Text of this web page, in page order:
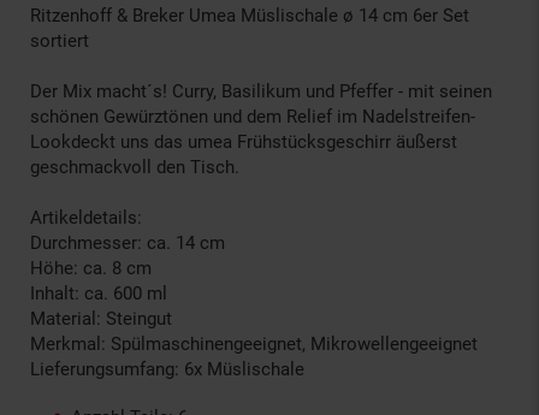
Ritzenhoff & Breker Umea Müslischale ø 14 cm 6er Set
sortiert
Der Mix macht´s! Curry, Basilikum und Pfeffer - mit seinen
schönen Gewürztönen und dem Relief im Nadelstreifen-
Lookdeckt uns das umea Frühstücksgeschirr äußerst
geschmackvoll den Tisch.
Artikeldetails:
Durchmesser: ca. 14 cm
Höhe: ca. 8 cm
Inhalt: ca. 600 ml
Material: Steingut
Merkmal: Spülmaschinengeeignet, Mikrowellengeeignet
Lieferungsumfang: 6x Müslischale